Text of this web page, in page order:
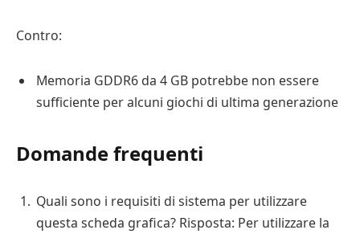
Contro:
Memoria GDDR6 da 4 GB potrebbe non essere
sufficiente per alcuni giochi di ultima generazione
Domande frequenti
Quali sono i requisiti di sistema per utilizzare
questa scheda grafica? Risposta: Per utilizzare la